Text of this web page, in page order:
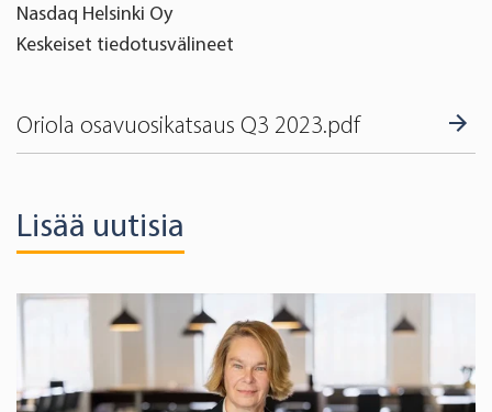
Nasdaq Helsinki Oy
Keskeiset tiedotusvälineet
Oriola osavuosikatsaus Q3 2023.pdf
Lisää uutisia